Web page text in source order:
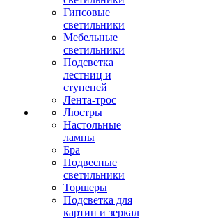
Гипсовые
светильники
Мебельные
светильники
Подсветка
лестниц и
ступеней
Лента-трос
Люстры
Настольные
лампы
Бра
Подвесные
светильники
Торшеры
Подсветка для
картин и зеркал